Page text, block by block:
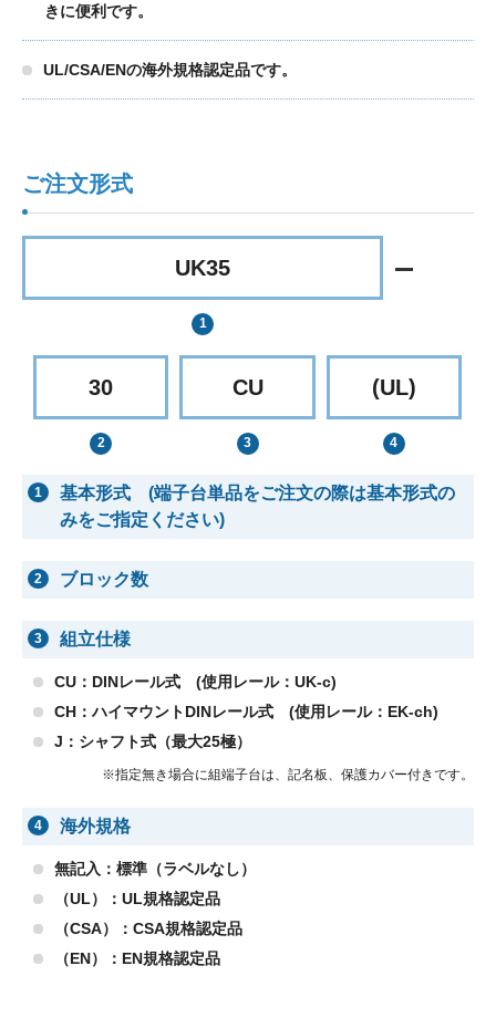
きに便利です。
UL/CSA/ENの海外規格認定品です。
ご注文形式
UK35
30 CU (UL)
1
基本形式 (端子台単品をご注文の際は基本形式の
みをご指定ください)
2 ブロック数
3 組立仕様
CU：DINレール式 (使用レール：UK-c)
CH：ハイマウントDINレール式 (使用レール：EK-ch)
J：シャフト式（最大25極）
※指定無き場合に組端子台は、記名板、保護カバー付きです。
4 海外規格
無記入：標準（ラベルなし）
（UL）：UL規格認定品
（CSA）：CSA規格認定品
（EN）：EN規格認定品